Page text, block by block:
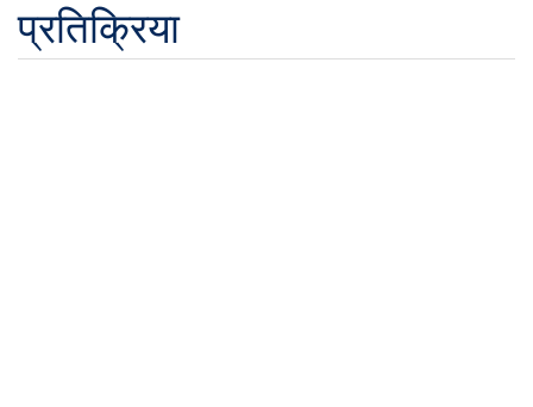
प्रतिक्रिया